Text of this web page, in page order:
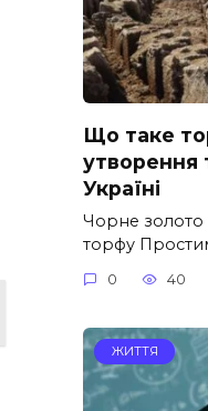
Що таке
утворення
Україні
Чорне золото
торфу
0 40
ЖИТТЯ